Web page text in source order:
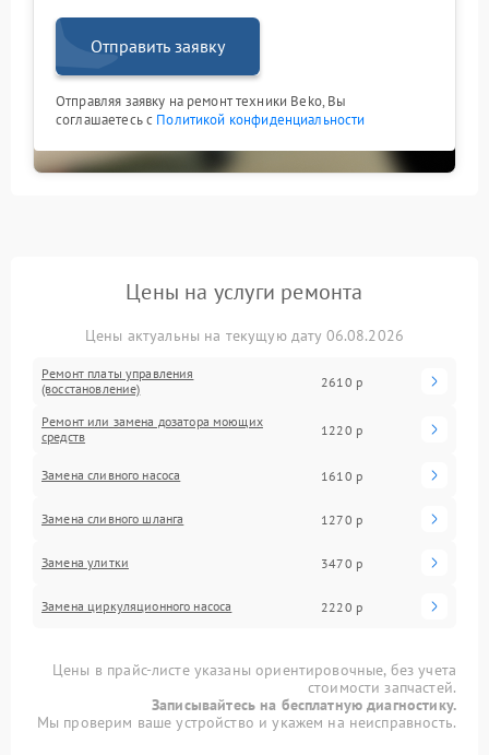
Отправить заявку
Отправляя заявку на ремонт техники Beko, Вы
соглашаетесь с Политикой конфиденциальности
Цены на услуги ремонта
Цены актуальны на текущую дату 06.08.2026
Ремонт платы управления
(восстановление)
2610 р
Ремонт или замена дозатора моющих
средств
1220 р
Замена сливного насоса 1610 р
Замена сливного шланга 1270 р
Замена улитки 3470 р
Замена циркуляционного насоса 2220 р
Цены в прайс-листе указаны ориентировочные, без учета
стоимости запчастей.
Записывайтесь на бесплатную диагностику.
Мы проверим ваше устройство и укажем на неисправность.